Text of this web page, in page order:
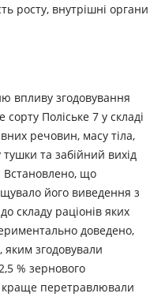
росту, внутрішні органи
впливу згодовування
сорту Поліське 7 у складі
речовин, масу тіла,
та забійний вихід
Встановлено, що
його виведення з
складу раціонів яких
доведено,
яким згодовували
% зернового
перетравлювали